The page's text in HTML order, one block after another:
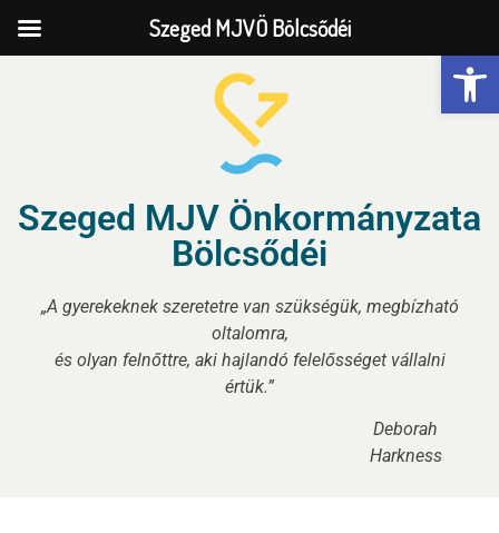
Szeged MJV Önkormányzata
Bölcsődéi
„A gyerekeknek szeretetre van szükségük, megbízható
oltalomra,
és olyan felnőttre, aki hajlandó felelősséget vállalni
értük.”
Deborah
Harkness
Szeged MJVÖ Bölcsődéi